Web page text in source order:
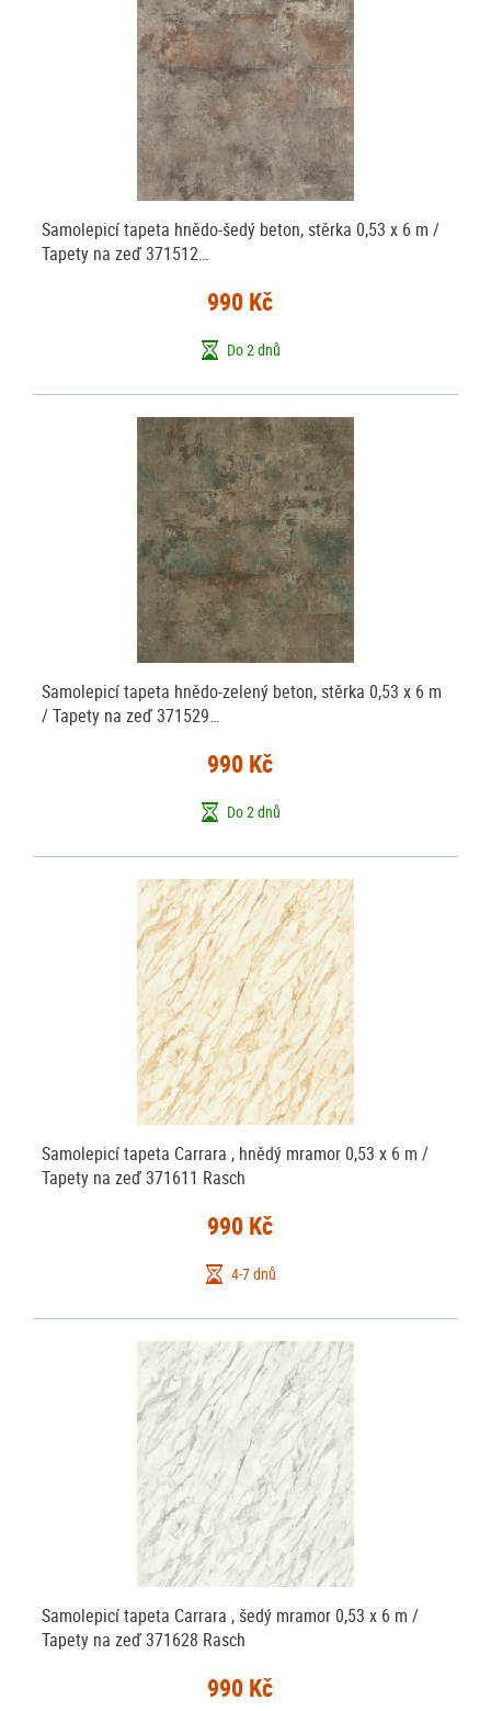
Samolepicí tapeta hnědo-šedý beton, stěrka 0,53 x 6 m /
Tapety na zeď 371512…
990 Kč
Do 2 dnů
Samolepicí tapeta hnědo-zelený beton, stěrka 0,53 x 6 m
/ Tapety na zeď 371529…
990 Kč
Do 2 dnů
Samolepicí tapeta Carrara , hnědý mramor 0,53 x 6 m /
Tapety na zeď 371611 Rasch
990 Kč
4-7 dnů
Samolepicí tapeta Carrara , šedý mramor 0,53 x 6 m /
Tapety na zeď 371628 Rasch
990 Kč